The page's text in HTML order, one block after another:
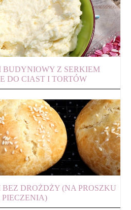
Z SERKIEM
DO CIAST I TORTÓW
DROŻDŻY (NA PROSZKU
PIECZENIA)